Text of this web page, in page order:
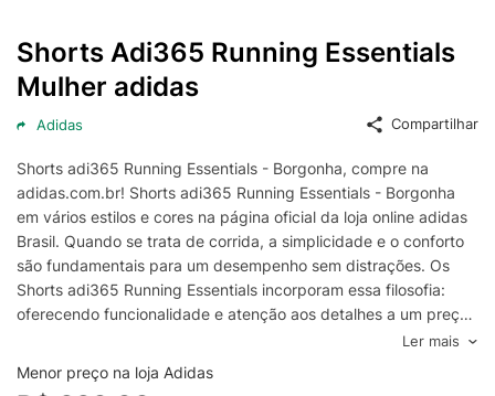
Shorts Adi365 Running Essentials
Mulher adidas
Adidas Compartilhar
Shorts adi365 Running Essentials - Borgonha, compre na
adidas.com.br! Shorts adi365 Running Essentials - Borgonha
em vários estilos e cores na página oficial da loja online adidas
Brasil. Quando se trata de corrida, a simplicidade e o conforto
são fundamentais para um desempenho sem distrações. Os
Shorts adi365 Running Essentials incorporam essa filosofia:
oferecendo funcionalidade e atenção aos detalhes a um preço
acessível. Confeccionados com materiais leves e macios, esses
shorts são projetados para manter os corredores confortável o
ano todo. Projetados com praticidade em mente, eles
Ler mais
Menor preço na loja Adidas